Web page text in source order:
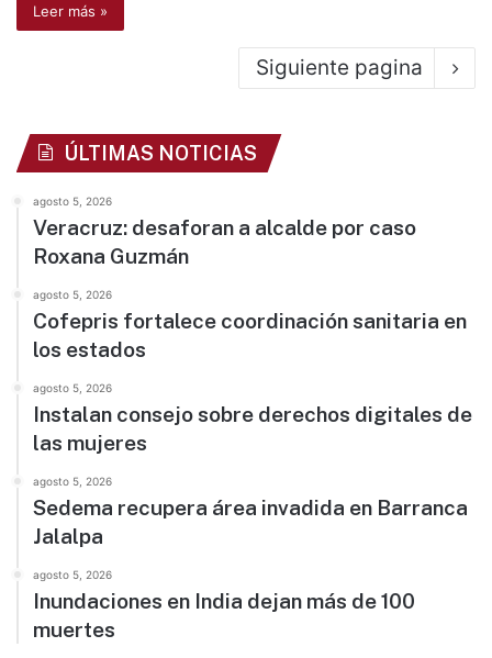
Leer más »
Siguiente pagina
ÚLTIMAS NOTICIAS
agosto 5, 2026
Veracruz: desaforan a alcalde por caso
Roxana Guzmán
agosto 5, 2026
Cofepris fortalece coordinación sanitaria en
los estados
agosto 5, 2026
Instalan consejo sobre derechos digitales de
las mujeres
agosto 5, 2026
Sedema recupera área invadida en Barranca
Jalalpa
agosto 5, 2026
Inundaciones en India dejan más de 100
muertes